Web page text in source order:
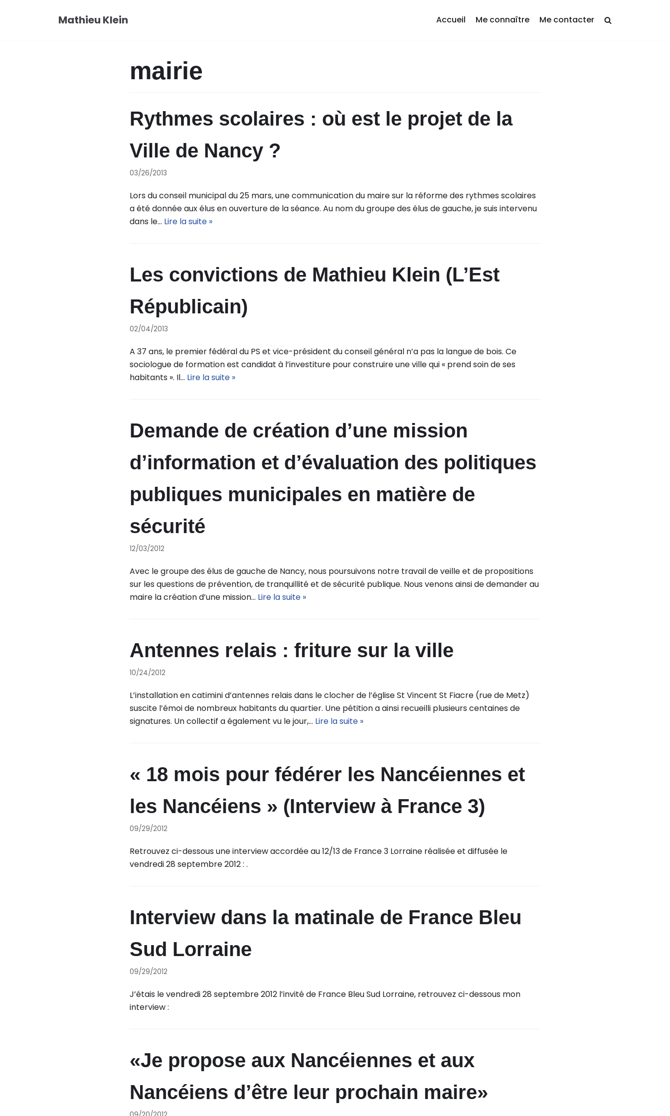
Mathieu Klein Accueil Me connaître Me contacter
mairie
Rythmes scolaires : où est le projet de la
Ville de Nancy ?
03/26/2013
Lors du conseil municipal du 25 mars, une communication du maire sur la réforme des rythmes scolaires
a été donnée aux élus en ouverture de la séance. Au nom du groupe des élus de gauche, je suis intervenu
dans le… Lire la suite »
Les convictions de Mathieu Klein (L’Est
Républicain)
02/04/2013
A 37 ans, le premier fédéral du PS et vice-président du conseil général n’a pas la langue de bois. Ce
sociologue de formation est candidat à l’investiture pour construire une ville qui « prend soin de ses
habitants ». Il… Lire la suite »
Demande de création d’une mission
d’information et d’évaluation des politiques
publiques municipales en matière de
sécurité
12/03/2012
Avec le groupe des élus de gauche de Nancy, nous poursuivons notre travail de veille et de propositions
sur les questions de prévention, de tranquillité et de sécurité publique. Nous venons ainsi de demander au
maire la création d’une mission… Lire la suite »
Antennes relais : friture sur la ville
10/24/2012
L’installation en catimini d’antennes relais dans le clocher de l’église St Vincent St Fiacre (rue de Metz)
suscite l’émoi de nombreux habitants du quartier. Une pétition a ainsi recueilli plusieurs centaines de
signatures. Un collectif a également vu le jour,… Lire la suite »
« 18 mois pour fédérer les Nancéiennes et
les Nancéiens » (Interview à France 3)
09/29/2012
Retrouvez ci-dessous une interview accordée au 12/13 de France 3 Lorraine réalisée et diffusée le
vendredi 28 septembre 2012 : .
Interview dans la matinale de France Bleu
Sud Lorraine
09/29/2012
J’étais le vendredi 28 septembre 2012 l’invité de France Bleu Sud Lorraine, retrouvez ci-dessous mon
interview :
«Je propose aux Nancéiennes et aux
Nancéiens d’être leur prochain maire»